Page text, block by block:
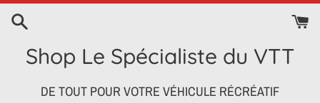
Passer
contenuShop Le Spécialiste du VTT
DE TOUT POUR VOTRE VÉHICULE RÉCRÉATIF